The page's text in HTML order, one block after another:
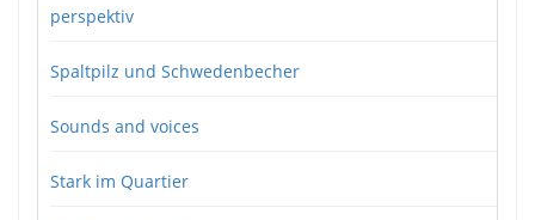
perspektiv
Spaltpilz und Schwedenbecher
Sounds and voices
Stark im Quartier